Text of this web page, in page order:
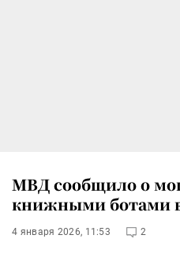
МВД сообщило о
книжными ботами
4 января 2026, 11:53 2